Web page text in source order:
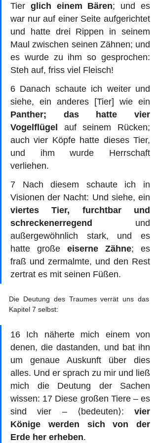
Tier glich einem Bären; und es
war nur auf einer Seite aufgerichtet
und hatte drei Rippen in seinem
Maul zwischen seinen Zähnen; und
es wurde zu ihm so gesprochen:
Steh auf, friss viel Fleisch!
6 Danach schaute ich weiter und
Panther; das hatte vier
Vogelflügel auf seinem Rücken;
auch vier Köpfe hatte dieses Tier,
und ihm wurde Herrschaft
verliehen.
7 Nach diesem schaute ich in
viertes Tier, furchtbar und
schreckenerregend und
außergewöhnlich stark, und es
hatte große eiserne Zähne; es
fraß und zermalmte, und den Rest
zertrat es mit seinen Füßen.
Die Deutung des Traumes verrät uns das
Kapitel 7 selbst:
16 Ich näherte mich einem von
denen, die dastanden, und bat ihn
um genaue Auskunft über dies
alles. Und er sprach zu mir und ließ
mich die Deutung der Sachen
wissen: 17 Diese großen Tiere – es
sind vier – ⟨bedeuten⟩: vier
Könige werden sich von der
Erde her erheben.